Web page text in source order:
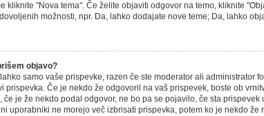
kliknite "Nova tema". Če želite objaviti odgovor na temo, kliknite
možnosti, npr. Da, lahko dodajate nove teme; Da, lahko
objavo?
samo vaše prispevke, razen če ste moderator ali
prispevka. Če je nekdo že odgovoril na vaš prispevek, boste ob
če je že nekdo podal odgovor, ne bo pa se pojavilo, če sta
uporabniki ne morejo več izbrisati prispevka, potem ko je nekdo že